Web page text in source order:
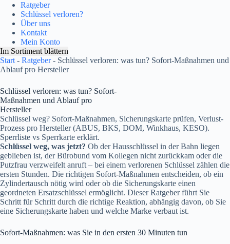
Ratgeber
Schlüssel verloren?
Über uns
Kontakt
Mein Konto
Im Sortiment blättern
Start - Ratgeber- Schlüssel verloren: was tun? Sofort-Maßnahmen und
Ablauf pro Hersteller
Schlüssel verloren: was tun? Sofort-
Maßnahmen und Ablauf pro
Hersteller
Schlüssel weg? Sofort-Maßnahmen, Sicherungskarte prüfen, Verlust-
Prozess pro Hersteller (ABUS, BKS, DOM, Winkhaus, KESO).
Sperrliste vs Sperrkarte erklärt.
Schlüssel weg, was jetzt? Ob der Hausschlüssel in der Bahn liegen
geblieben ist, der Bürobund vom Kollegen nicht zurückkam oder die
Putzfrau verzweifelt anruft – bei einem verlorenen Schlüssel zählen die
ersten Stunden. Die richtigen Sofort-Maßnahmen entscheiden, ob ein
Zylindertausch nötig wird oder ob die Sicherungskarte einen
geordneten Ersatzschlüssel ermöglicht. Dieser Ratgeber führt Sie
Schritt für Schritt durch die richtige Reaktion, abhängig davon, ob Sie
eine Sicherungskarte haben und welche Marke verbaut ist.
Sofort-Maßnahmen: was Sie in den ersten 30 Minuten tun